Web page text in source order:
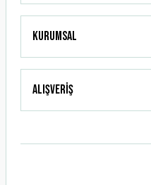
Kurumsal
Alışveriş